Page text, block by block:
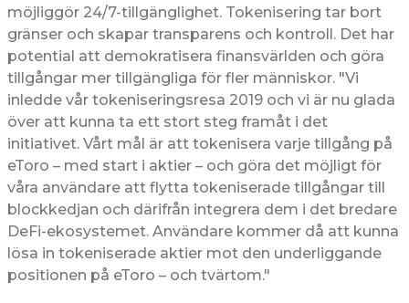
möjliggör 24/7-tillgänglighet. Tokenisering tar bort
gränser och skapar transparens och kontroll. Det har
potential att demokratisera finansvärlden och göra
tillgångar mer tillgängliga för fler människor. "Vi
inledde vår tokeniseringsresa 2019 och vi är nu glada
över att kunna ta ett stort steg framåt i det
initiativet. Vårt mål är att tokenisera varje tillgång på
eToro – med start i aktier – och göra det möjligt för
våra användare att flytta tokeniserade tillgångar till
blockkedjan och därifrån integrera dem i det bredare
DeFi-ekosystemet. Användare kommer då att kunna
lösa in tokeniserade aktier mot den underliggande
positionen på eToro – och tvärtom."